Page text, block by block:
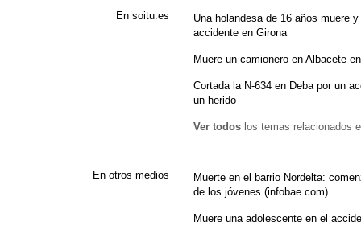
En soitu.es
Una holandesa de 16 años muere
accidente en Girona
Muere un camionero en Albacete
Cortada la N-634 en Deba por un
un herido
Ver todos los temas relacionados
En otros medios
Muerte en el barrio Nordelta:
de los jóvenes (infobae.com)
Muere una adolescente en el